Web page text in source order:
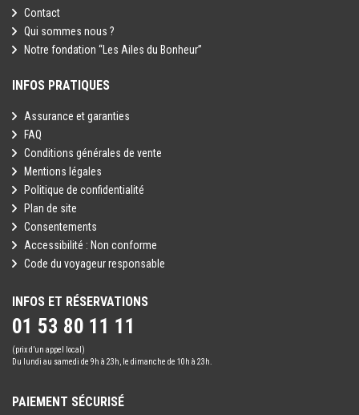
Contact
Qui sommes nous ?
Notre fondation “Les Ailes du Bonheur”
INFOS PRATIQUES
Assurance et garanties
FAQ
Conditions générales de vente
Mentions légales
Politique de confidentialité
Plan de site
Consentements
Accessibilité : Non conforme
Code du voyageur responsable
INFOS ET RÉSERVATIONS
01 53 80 11 11
(prix d’un appel local)
Du lundi au samedi de 9h à 23h, le dimanche de 10h à 23h.
PAIEMENT SÉCURISÉ